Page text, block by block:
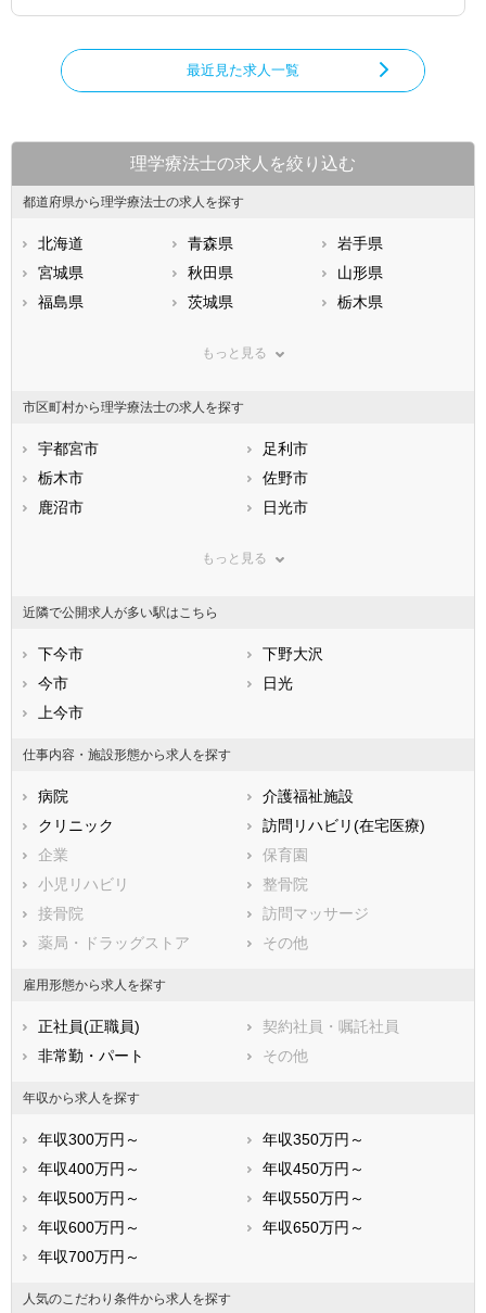
最近見た求人一覧
理学療法士の求人を絞り込む
都道府県から理学療法士の求人を探す
北海道 青森県
岩手県
宮城県
秋田県
山形県
福島県
茨城県
栃木県
神奈川県
石川県
福井県
静岡県
滋賀県
兵庫県
山口県
福岡県
佐賀県
熊本県
鹿児島県
もっと見る
市区町村から理学療法士の求人を探す
宇都宮市
足利市
栃木市
佐野市
鹿沼市
日光市
矢板市
那須烏山市
河内郡上三川町
芳賀郡益子町
芳賀郡茂木町
芳賀郡市貝町
芳賀郡芳賀町
那須郡那珂川町
もっと見る
近隣で公開求人が多い駅はこちら
下今市
下野大沢
今市
日光
上今市
仕事内容・施設形態から求人を探す
病院
介護福祉施設
クリニック
訪問リハビリ(在宅医療)
企業
保育園
小児リハビリ
整骨院
接骨院
訪問マッサージ
薬局・ドラッグストア
その他
雇用形態から求人を探す
正社員(正職員)
契約社員・嘱託社員
非常勤・パート
その他
年収から求人を探す
年収300万円～
年収350万円～
年収400万円～
年収450万円～
年収500万円～
年収550万円～
年収600万円～
年収650万円～
年収700万円～
人気のこだわり条件から求人を探す